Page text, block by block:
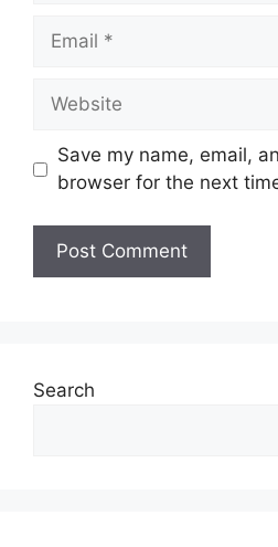
Email
Website
Save my name, email,
browser for the next
Search